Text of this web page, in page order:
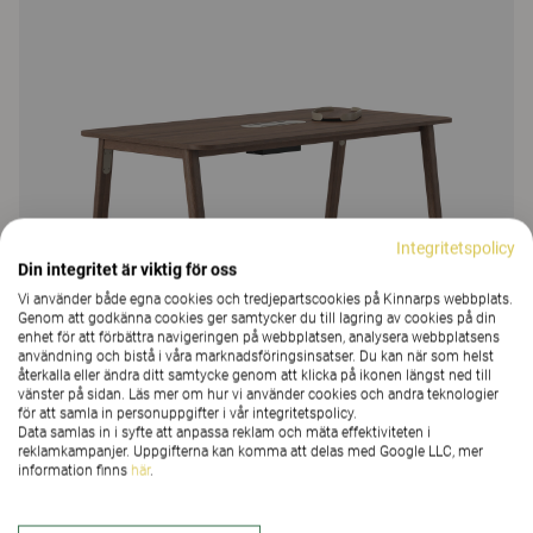
Integritetspolicy
Din integritet är viktig för oss
Vi använder både egna cookies och tredjepartscookies på Kinnarps webbplats.
Genom att godkänna cookies ger samtycker du till lagring av cookies på din
enhet för att förbättra navigeringen på webbplatsen, analysera webbplatsens
användning och bistå i våra marknadsföringsinsatser. Du kan när som helst
återkalla eller ändra ditt samtycke genom att klicka på ikonen längst ned till
vänster på sidan. Läs mer om hur vi använder cookies och andra teknologier
för att samla in personuppgifter i vår integritetspolicy.
Data samlas in i syfte att anpassa reklam och mäta effektiviteten i
reklamkampanjer. Uppgifterna kan komma att delas med Google LLC, mer
information finns här.